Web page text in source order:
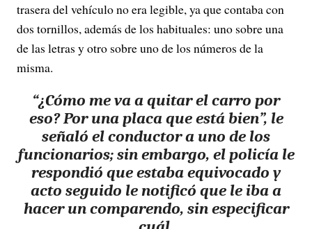
trasera del vehículo no era legible, ya que contaba con
dos tornillos, además de los habituales: uno sobre una
de las letras y otro sobre uno de los números de la
misma.
“¿Cómo me va a quitar el carro por
eso? Por una placa que está bien”, le
señaló el conductor a uno de los
funcionarios; sin embargo, el policía le
respondió que estaba equivocado y
acto seguido le notificó que le iba a
hacer un comparendo, sin especificar